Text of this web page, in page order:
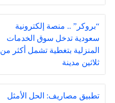
“بروكر” .. منصة إلكترونية
سعودية تدخل سوق الخدمات
المنزلية بتغطية تشمل أكثر من
ثلاثين مدينة
تطبيق مصاريف: الحل الأمثل